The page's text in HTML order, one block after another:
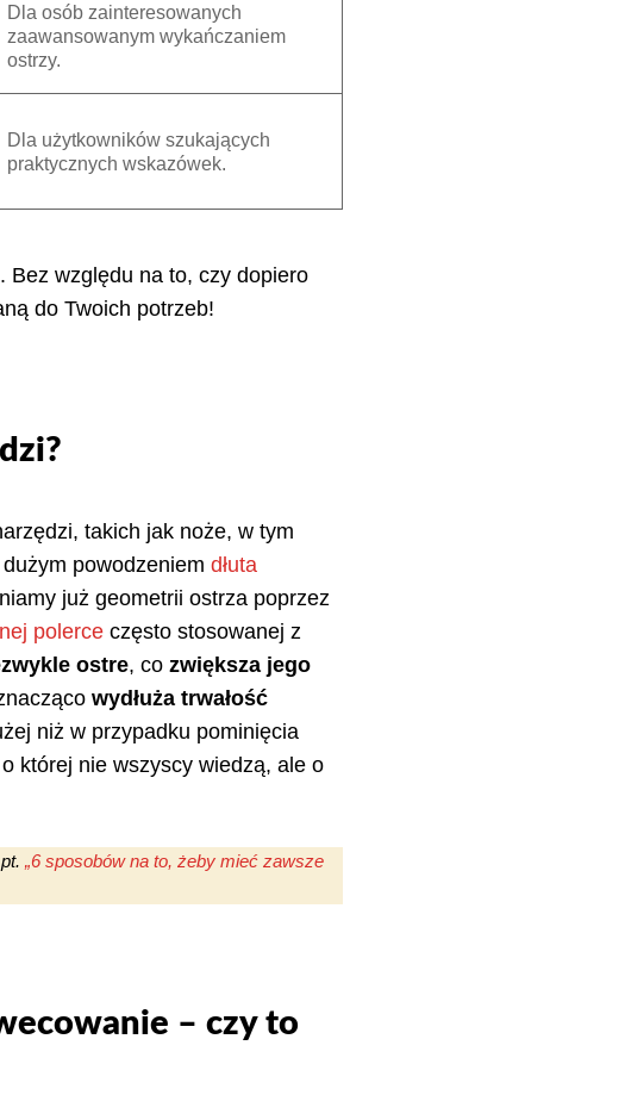
Dla osób zainteresowanych
zaawansowanym wykańczaniem
ostrzy.
Dla użytkowników szukających
praktycznych wskazówek.
Bez względu na to, czy dopiero
do Twoich potrzeb!
takich jak noże, w tym
powodzeniem dłuta
już geometrii ostrza poprzez
polerce często stosowanej z
ostre, co zwiększa jego
wydłuża trwałość
niż w przypadku pominięcia
której nie wszyscy wiedzą, ale o
„6 sposobów na to, żeby mieć zawsze
– czy to